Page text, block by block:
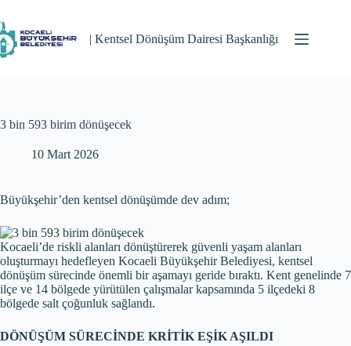
to
content
| Kentsel Dönüşüm Dairesi Başkanlığı
3 bin 593 birim dönüşecek
10 Mart 2026
Büyükşehir’den kentsel dönüşümde dev adım;
Kocaeli’de riskli alanları dönüştürerek güvenli yaşam alanları
oluşturmayı hedefleyen Kocaeli Büyükşehir Belediyesi, kentsel
dönüşüm sürecinde önemli bir aşamayı geride bıraktı. Kent genelinde 7
ilçe ve 14 bölgede yürütülen çalışmalar kapsamında 5 ilçedeki 8
bölgede salt çoğunluk sağlandı.
DÖNÜŞÜM SÜRECİNDE KRİTİK EŞİK AŞILDI